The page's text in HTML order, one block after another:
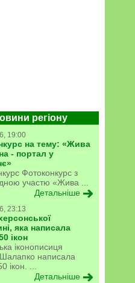
регіону
19:00
на тему: «Жива
- портал у
Фотоконкурс з
участю «Жива ...
Детальніше
23:13
яка написала
ікон
іконописиця
написала
ікон. ...
Детальніше